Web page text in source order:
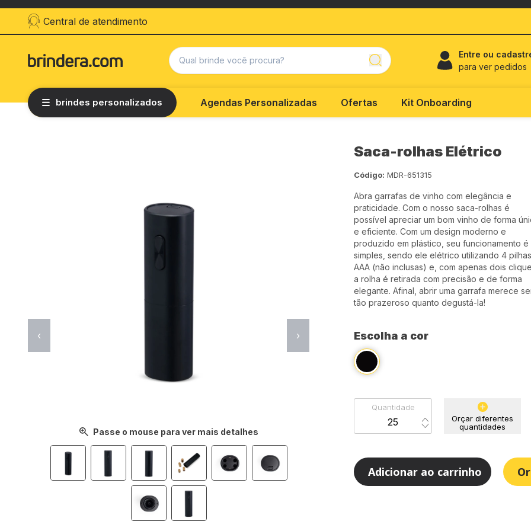
Central de atendimento
Entre ou
para ver pedidos
brindes personalizados Agendas Personalizadas Ofertas Kit Onboarding
Passe o mouse para ver mais detalhes
‹ ›
Saca-rolhas Elétrico
Código: MDR-651315
Abra garrafas de vinho com elegância e
praticidade. Com o nosso saca-rolhas é
possível apreciar um bom vinho de forma
e eficiente. Com um design moderno e
produzido em plástico, seu funcionamento é
simples, sendo ele elétrico utilizando 4 pilhas
AAA (não inclusas) e, com apenas dois
a rolha é retirada com precisão e de forma
elegante. Afinal, abrir uma garrafa merece
tão prazeroso quanto degustá-la!
Escolha a cor
Quantidade
Orçar diferentes
quantidades
Adicionar ao carrinho